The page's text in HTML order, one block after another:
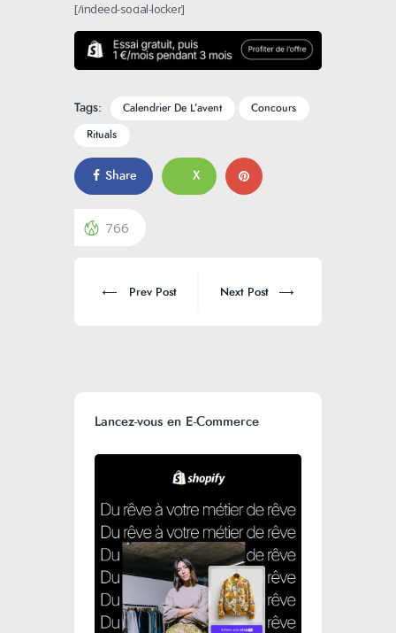
[/indeed-social-locker]
Tags: Calendrier De L’avent
Concours
Rituals
Share X
766
Prev Post Next Post
Lancez-vous en E-Commerce